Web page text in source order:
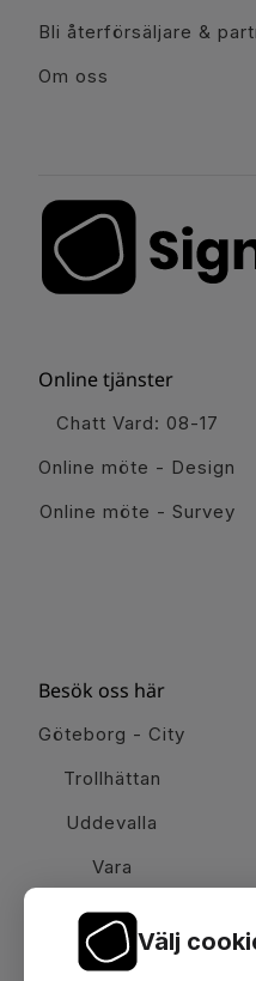
Bli återförsäljare &
Om oss
Online tjänster
Chatt Vard: 08-17
Online möte - Design
Online möte - Survey
Besök oss här
Göteborg - City
Trollhättan
Uddevalla
Vara
Välj